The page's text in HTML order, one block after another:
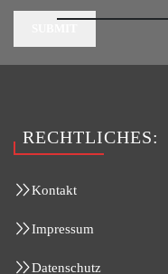
RECHTLICHES:
Kontakt
Impressum
Datenschutz